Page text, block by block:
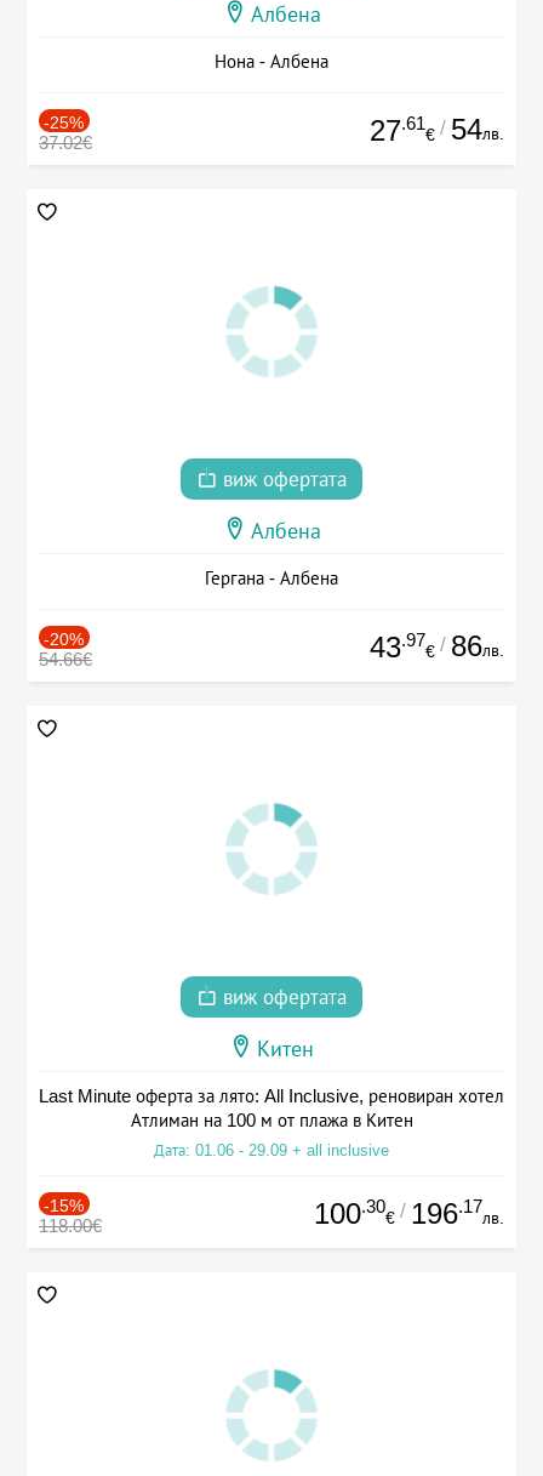
Албена
Нона - Албена
-25%
37.02€ 27.61
€ / 54лв.
виж офертата
Албена
Гергана - Албена
-20%
54.66€ 43.97
€ / 86лв.
виж офертата
Китен
Last Minute оферта за лято: All Inclusive, реновиран хотел
Атлиман на 100 м от плажа в Китен
Дата: 01.06 - 29.09 + all inclusive
-15%
118.00€ 100.30
€ / 196.17
лв.